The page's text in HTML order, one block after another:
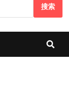
搜索